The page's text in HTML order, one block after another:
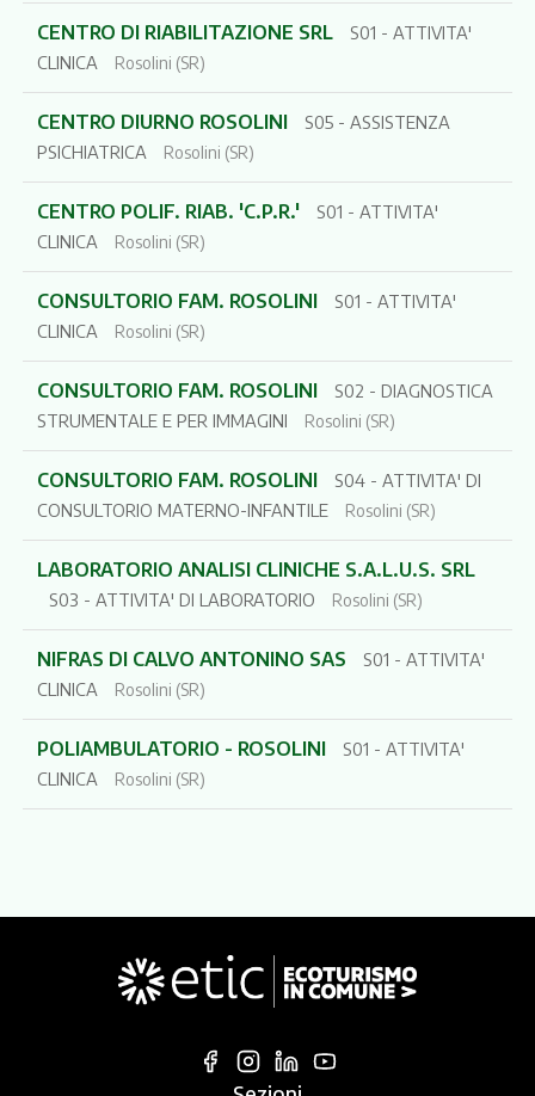
CENTRO DI RIABILITAZIONE SRL
S01 - ATTIVITA'
CLINICA
Rosolini (SR)
CENTRO DIURNO ROSOLINI
S05 - ASSISTENZA
PSICHIATRICA
Rosolini (SR)
CENTRO POLIF. RIAB. 'C.P.R.'
S01 - ATTIVITA'
CLINICA
Rosolini (SR)
CONSULTORIO FAM. ROSOLINI
S01 - ATTIVITA'
CLINICA
Rosolini (SR)
CONSULTORIO FAM. ROSOLINI
S02 - DIAGNOSTICA
STRUMENTALE E PER IMMAGINI
Rosolini (SR)
CONSULTORIO FAM. ROSOLINI
S04 - ATTIVITA' DI
CONSULTORIO MATERNO-INFANTILE
Rosolini (SR)
LABORATORIO ANALISI CLINICHE S.A.L.U.S. SRL
S03 - ATTIVITA' DI LABORATORIO Rosolini (SR)
NIFRAS DI CALVO ANTONINO SAS
S01 - ATTIVITA'
CLINICA
Rosolini (SR)
POLIAMBULATORIO - ROSOLINI
S01 - ATTIVITA'
CLINICA
Rosolini (SR)